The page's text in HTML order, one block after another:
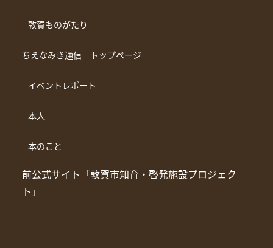
敦賀ものがたり
ちえなみき通信 トップページ
イベントレポート
本人
本のこと
前公式サイト 「敦賀市知育・啓発施設プロジェク
ト」